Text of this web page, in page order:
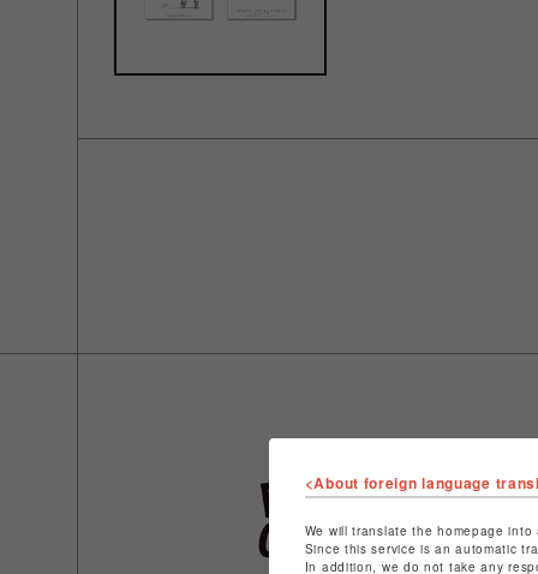
<About foreign language
We will translate the homepage
Since this service is an automatic
In addition, we do not take any